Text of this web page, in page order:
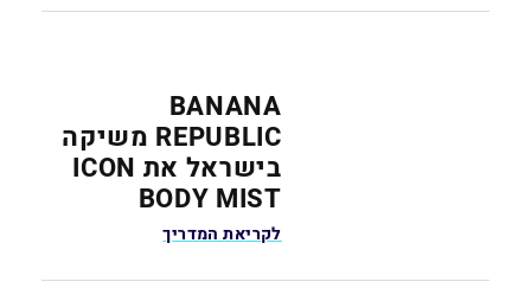
BANANA
REPUBLIC משיקה
בישראל את ICON
BODY MIST
לקריאת המדריך